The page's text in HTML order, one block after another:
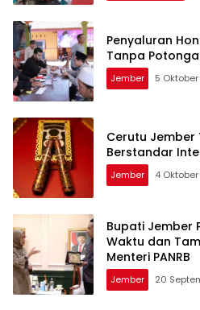
Penyaluran
Tanpa
Jember 5
Cerutu Jember
Berstandar
Jember 4
Bupati Jember
Waktu dan
Menteri PANRB
Jember 20